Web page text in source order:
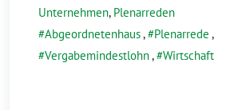
Unternehmen, Plenarreden
Abgeordnetenhaus, Plenarrede ,
Vergabemindestlohn, Wirtschaft